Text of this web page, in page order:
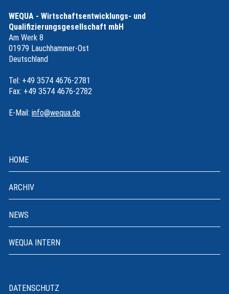
WEQUA - Wirtschaftsentwicklungs- und
Qualifizierungsgesellschaft mbH
Am Werk 8
01979 Lauchhammer-Ost
Deutschland
Tel: +49 3574 4676-2781
Fax: +49 3574 4676-2782
E-Mail: info@wequa.de
HOME
ARCHIV
NEWS
WEQUA INTERN
DATENSCHUTZ